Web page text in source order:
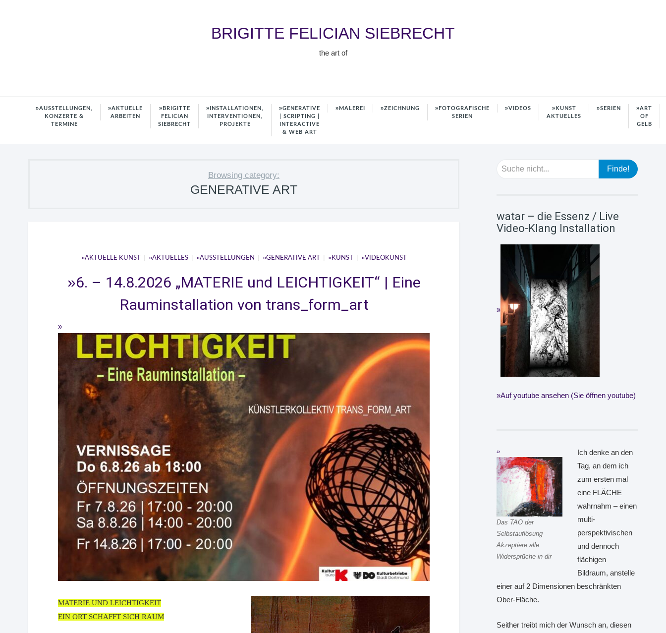
BRIGITTE FELICIAN SIEBRECHT
the art of
AUSSTELLUNGEN,
KONZERTE &
TERMINE
AKTUELLE
ARBEITEN
BRIGITTE
FELICIAN
SIEBRECHT
INSTALLATIONEN,
INTERVENTIONEN,
PROJEKTE
GENERATIVE
| SCRIPTING |
INTERACTIVE
& WEB ART
MALEREI ZEICHNUNG
FOTOGRAFISCHE
SERIEN
VIDEOS
KUNST
AKTUELLES
SERIEN
ART
OF
GELB
Browsing category:
GENERATIVE ART
AKTUELLE KUNST | AKTUELLES | AUSSTELLUNGEN | GENERATIVE ART | KUNST | VIDEOKUNST
6. – 14.8.2026 „MATERIE und LEICHTIGKEIT“ | Eine
Rauminstallation von trans_form_art
MATERIE UND LEICHTIGKEIT
EIN ORT SCHAFFT SICH RAUM
watar – die Essenz / Live
Video-Klang Installation
Auf youtube ansehen (Sie öffnen youtube)
Das TAO der
Selbstauflösung
Akzeptiere alle
Widersprüche in dir
Ich denke an den
Tag, an dem ich
zum ersten mal
eine FLÄCHE
wahrnahm – einen
multi-
perspektivischen
und dennoch
flächigen
Bildraum, anstelle
einer auf 2 Dimensionen beschränkten
Ober-Fläche.
Seither treibt mich der Wunsch an, diesen